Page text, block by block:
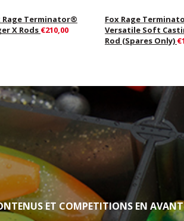
Rage Terminator®
X Rods €210,00
Fox Rage
Versatile Soft
Rod (Spares Only)
ET COMPETITIONS EN